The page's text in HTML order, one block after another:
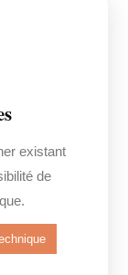
existant
de